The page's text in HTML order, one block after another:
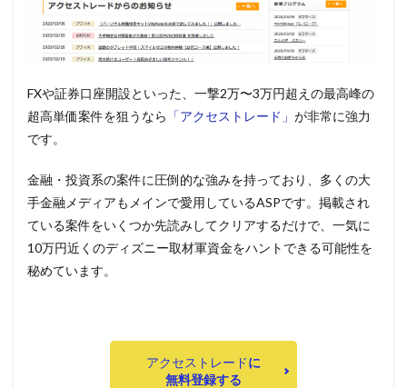
FXや証券口座開設といった、一撃2万〜3万円超えの最高峰の
超高単価案件を狙うなら 「アクセストレード」 が非常に強力
です。
金融・投資系の案件に圧倒的な強みを持っており、多くの大
手金融メディアもメインで愛用しているASPです。掲載され
ている案件をいくつか先読みしてクリアするだけで、一気に
10万円近くのディズニー取材軍資金をハントできる可能性を
秘めています。
アクセストレードに
無料登録する